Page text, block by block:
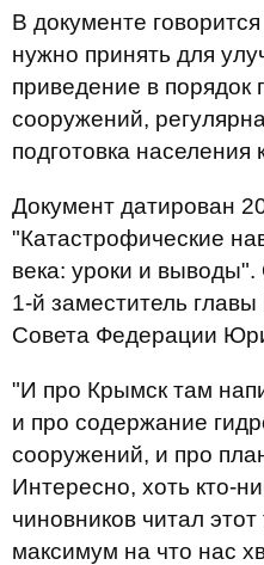
В документе
нужно принять для
приведение в порядок
сооружений,
подготовка населения
Документ датирован
"Катастрофические
века: уроки и выводы".
1-й заместитель
Совета Федерации
"И про Крымск там
и про содержание
сооружений, и про
Интересно, хоть кто-
чиновников читал
максимум на что нас